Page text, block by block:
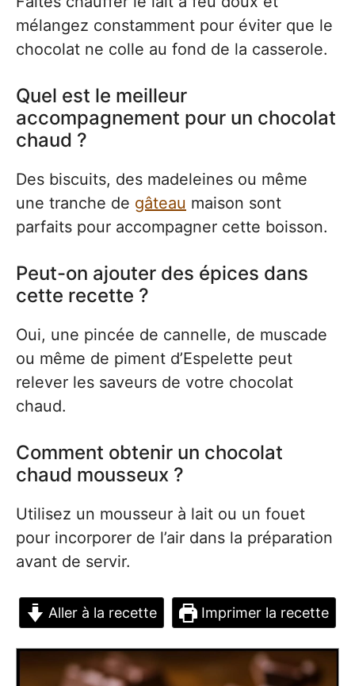
mélangez constamment pour éviter que le
chocolat ne colle au fond de la casserole.
Quel est le meilleur
accompagnement pour un chocolat
chaud ?
Des biscuits, des madeleines ou même
une tranche de gâteau maison sont
parfaits pour accompagner cette boisson.
Peut-on ajouter des épices dans
cette recette ?
Oui, une pincée de cannelle, de muscade
ou même de piment d’Espelette peut
relever les saveurs de votre chocolat
chaud.
Comment obtenir un chocolat
chaud mousseux ?
Utilisez un mousseur à lait ou un fouet
pour incorporer de l’air dans la préparation
avant de servir.
Aller à la recette Imprimer la recette